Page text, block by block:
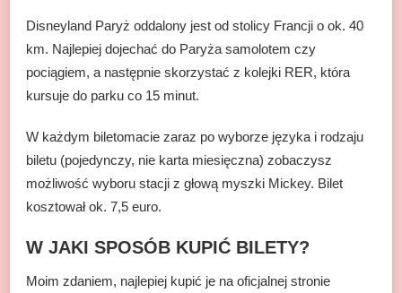
Disneyland Paryż oddalony jest od stolicy Francji o ok. 40
km. Najlepiej dojechać do Paryża samolotem czy
pociągiem, a następnie skorzystać z kolejki RER, która
kursuje do parku co 15 minut.
W każdym biletomacie zaraz po wyborze języka i rodzaju
biletu (pojedynczy, nie karta miesięczna) zobaczysz
możliwość wyboru stacji z głową myszki Mickey. Bilet
kosztował ok. 7,5 euro.
W JAKI SPOSÓB KUPIĆ BILETY?
Moim zdaniem, najlepiej kupić je na oficjalnej stronie